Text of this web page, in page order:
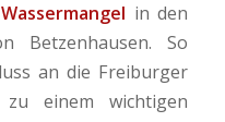
Wassermangel in den
Betzenhausen. So
an die Freiburger
zu einem wichtigen